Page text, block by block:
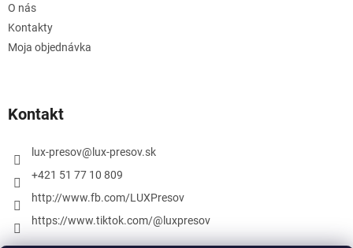
O nás
Kontakty
Moja objednávka
Kontakt
lux-presov@ lux-presov.sk
+421 51 77 10 809
http://www.fb.com/LUXPresov
https://www.tiktok.com/@luxpresov